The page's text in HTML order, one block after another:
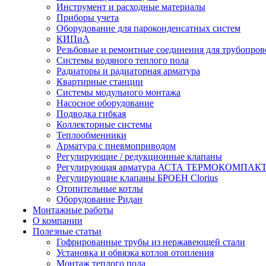
Инструмент и расходные материалы
Приборы учета
Оборудование для пароконденсатных систем
КИПиА
Резьбовые и ремонтные соединения для
Системы водяного теплого пола
Радиаторы и радиаторная арматура
Квартирные станции
Системы модульного монтажа
Насосное оборудование
Подводка гибкая
Коллекторные системы
Теплообменники
Арматура с пневмоприводом
Регулирующие / редукционные клапаны
Регулирующая арматура АСТА
Регулирующие клапаны БРОЕН Clorius
Отопительные котлы
Оборудование Ридан
Монтажные работы
О компании
Полезные статьи
Гофрированные трубы из нержавеющей стали
Установка и обвязка котлов отопления
Монтаж теплого пола